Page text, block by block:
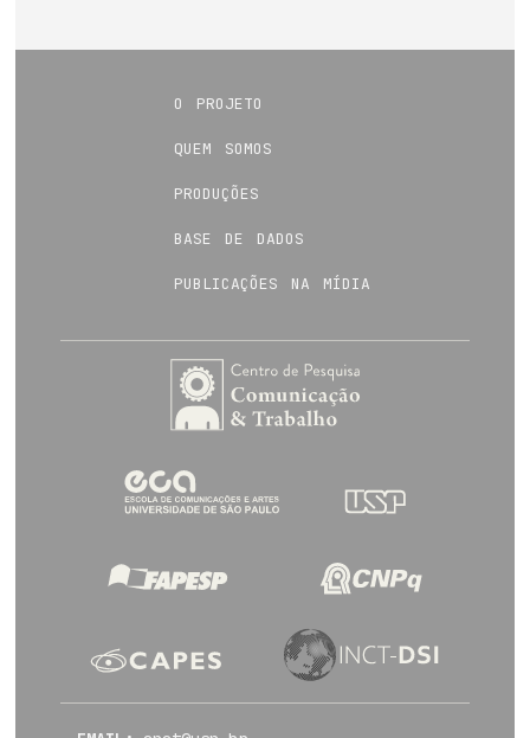
o projeto
quem somos
produções
base de dados
publicações na mídia